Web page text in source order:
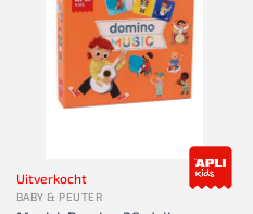
Uitverkocht
BABY & PEUTER